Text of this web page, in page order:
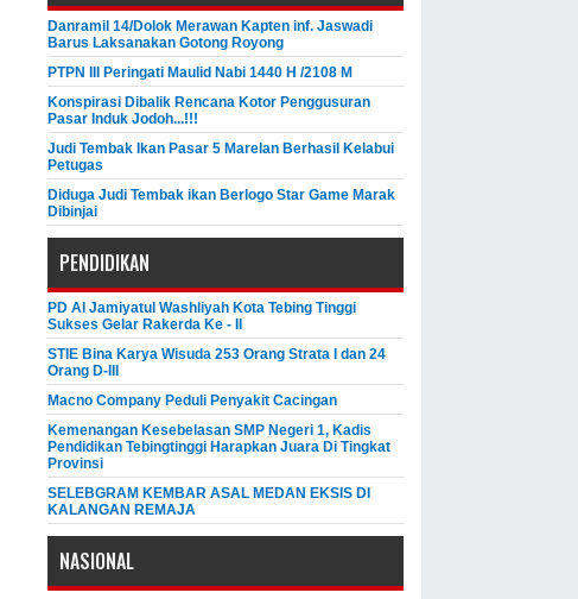
Danramil 14/Dolok Merawan Kapten inf. Jaswadi
Barus Laksanakan Gotong Royong
PTPN III Peringati Maulid Nabi 1440 H /2108 M
Konspirasi Dibalik Rencana Kotor Penggusuran
Pasar Induk Jodoh...!!!
Judi Tembak Ikan Pasar 5 Marelan Berhasil Kelabui
Petugas
Diduga Judi Tembak ikan Berlogo Star Game Marak
Dibinjai
PENDIDIKAN
PD Al Jamiyatul Washliyah Kota Tebing Tinggi
Sukses Gelar Rakerda Ke - II
STIE Bina Karya Wisuda 253 Orang Strata I dan 24
Orang D-III
Macno Company Peduli Penyakit Cacingan
Kemenangan Kesebelasan SMP Negeri 1, Kadis
Pendidikan Tebingtinggi Harapkan Juara Di Tingkat
Provinsi
SELEBGRAM KEMBAR ASAL MEDAN EKSIS DI
KALANGAN REMAJA
NASIONAL